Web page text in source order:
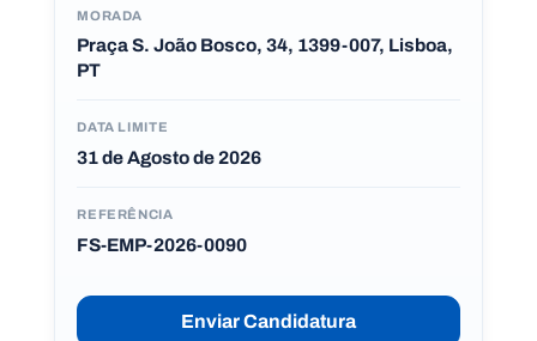
MORADA
Praça S. João Bosco, 34, 1399-007, Lisboa,
PT
DATA LIMITE
31 de Agosto de 2026
REFERÊNCIA
FS-EMP-2026-0090
Enviar Candidatura
s
o
O
T
A
A
I
O
L